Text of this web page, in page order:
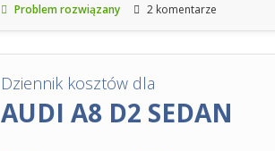
Problem rozwiązany 2 komentarze
Dziennik kosztów dla
AUDI A8 D2 SEDAN